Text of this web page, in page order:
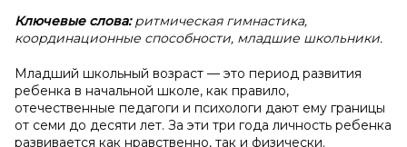
Ключевые слова:ритмическая гимнастика,
координационные способности, младшие школьники.
Младший школьный возраст — это период развития
ребенка в начальной школе, как правило,
отечественные педагоги и психологи дают ему границы
от семи до десяти лет. За эти три года личность ребенка
развивается как нравственно, так и физически.